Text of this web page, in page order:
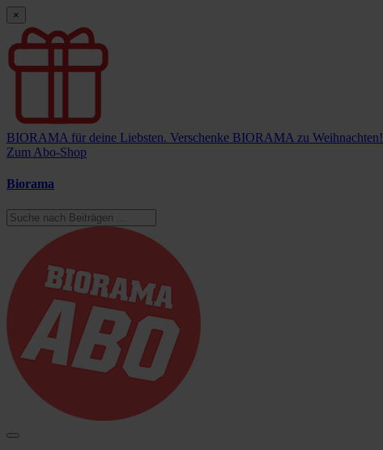
×
BIORAMA für deine Liebsten. Verschenke BIORAMA zu Weihnachten!
Zum Abo-Shop
Biorama